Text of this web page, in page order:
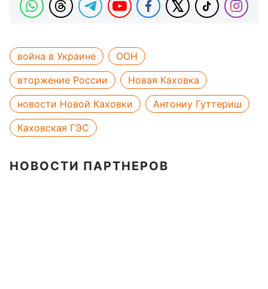
война в Украине
ООН
вторжение России
Новая Каховка
новости Новой Каховки
Антониу Гуттериш
Каховская ГЭС
НОВОСТИ ПАРТНЕРОВ